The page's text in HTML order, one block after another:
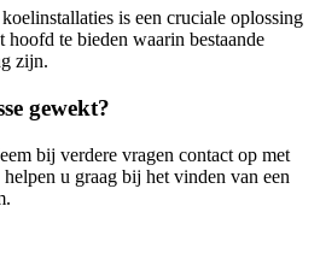
is een cruciale oplossing
hoofd te bieden waarin bestaande
zijn.
gewekt?
bij verdere vragen contact op met
u graag bij het vinden van een